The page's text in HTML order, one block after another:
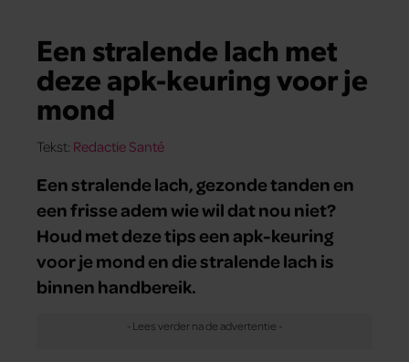
Een stralende lach met
deze apk-keuring voor je
mond
Tekst: Redactie Santé
Een stralende lach, gezonde tanden en
een frisse adem wie wil dat nou niet?
Houd met deze tips een apk-keuring
voor je mond en die stralende lach is
binnen handbereik.